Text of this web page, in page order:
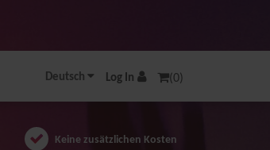
Deutsch Log In (0)
Keine zusätzlichen Kosten